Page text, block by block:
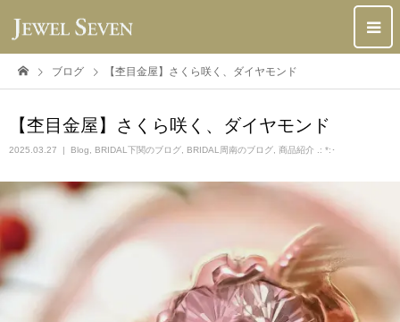
ブログ 【杢目金屋】さくら咲く、ダイヤモンド
【杢目金屋】さくら咲く、ダイヤモンド
2025.03.27 Blog BRIDAL下関のブログ BRIDAL周南のブログ 商品紹介 .: *:･